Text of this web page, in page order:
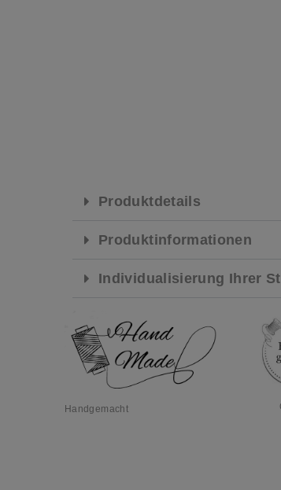
Produktdetails
Produktinformationen
Individualisierung Ihrer
Handgemacht